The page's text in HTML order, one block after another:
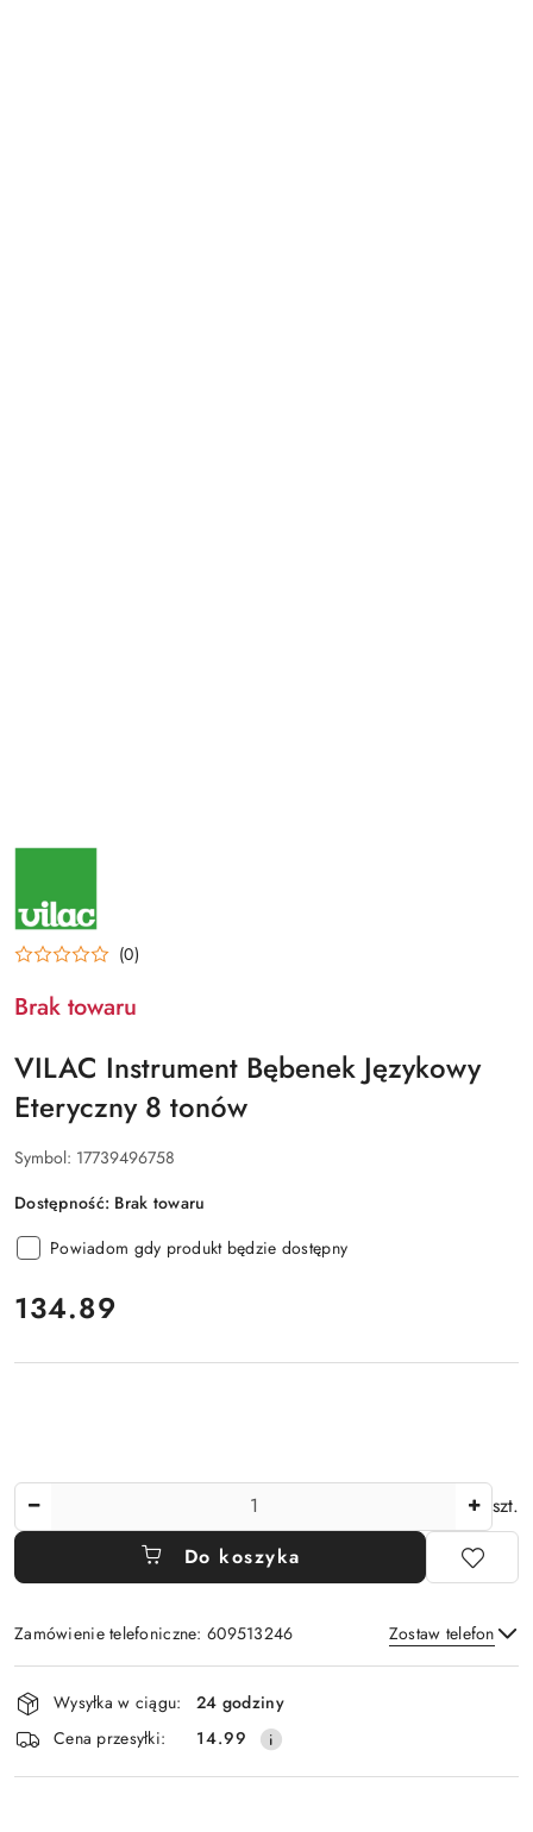
NAZWA
(0)
Brak towaru
VILAC Instrument Bębenek Językowy
Eteryczny 8 tonów
Symbol: 17739496758
Dostępność: Brak towaru
Powiadom gdy produkt będzie dostępny
cena:
134.89
szt.
Do koszyka
Zamówienie telefoniczne: 609513246 Zostaw telefon
Wyślij
Dostępność
i
dostawa
Wysyłka w ciągu:
24 godziny
Cena przesyłki:
14.99